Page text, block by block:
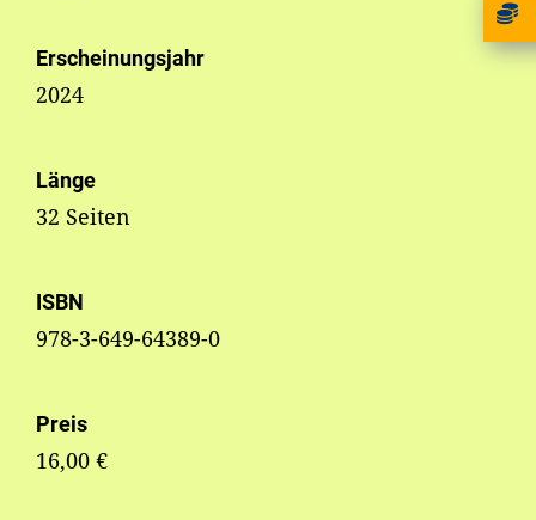
Erscheinungsjahr
2024
Länge
32 Seiten
ISBN
978-3-649-64389-0
Preis
16,00 €